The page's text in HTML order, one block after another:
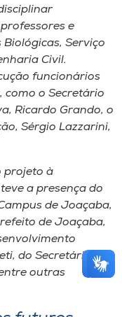
e
Serviço
Civil.
funcionários
como o Secretário
Ricardo Grando, o
Sérgio Lazzarini,
projeto à
a presença do
de Joaçaba,
de Joaçaba,
do Secretário
outras